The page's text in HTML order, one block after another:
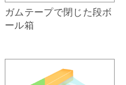
ガムテープで閉じた段ボ
ール箱